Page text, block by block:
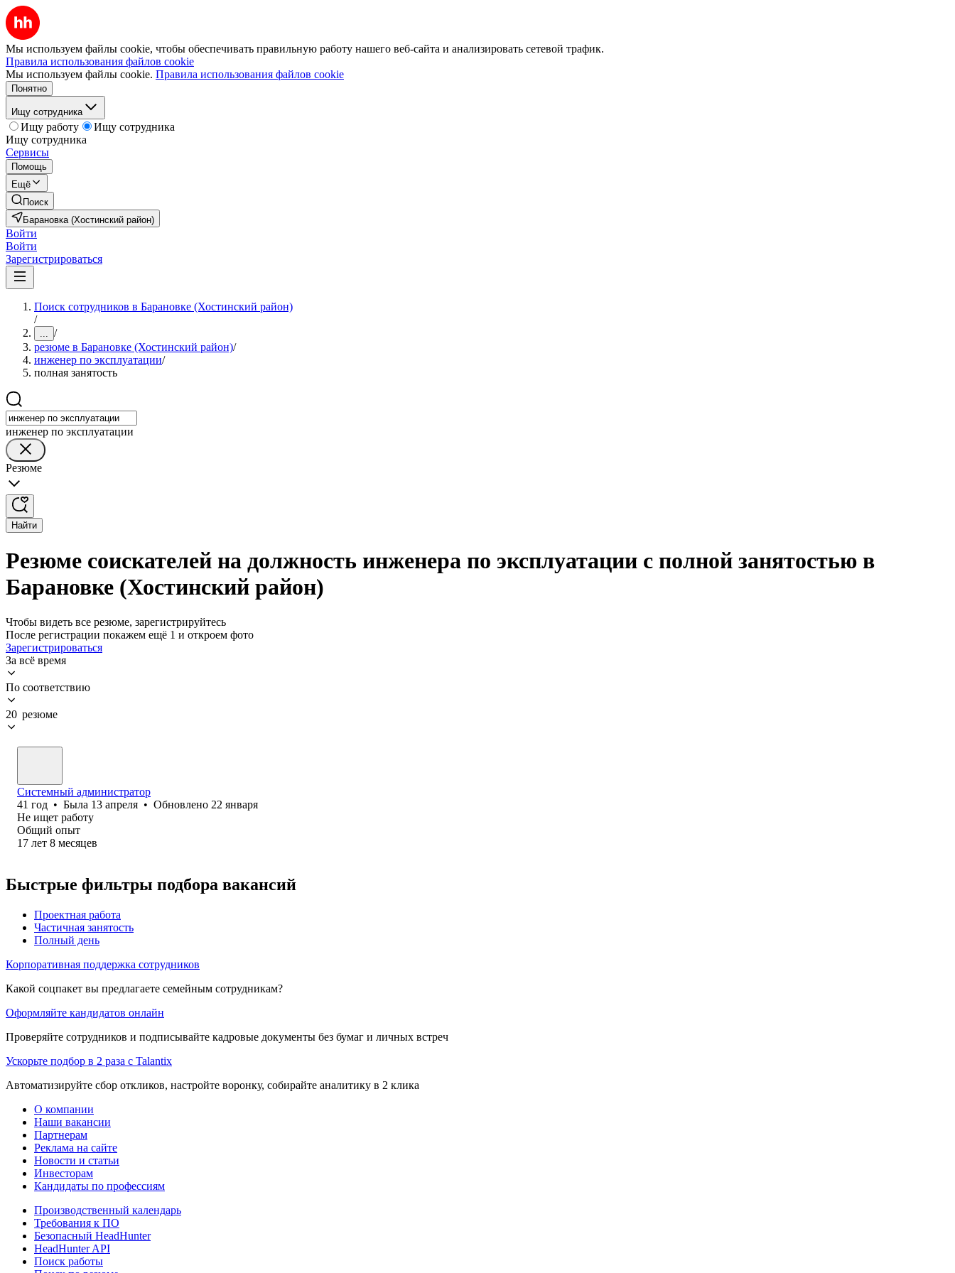
Мы используем файлы cookie, чтобы обеспечивать правильную работу нашего веб-сайта и анализировать сетевой трафик.
Правила использования файлов cookie
Мы используем файлы cookie. Правила использования файлов cookie
Понятно
Ищу сотрудника
Ищу работу
Ищу сотрудника
Ищу сотрудника
Сервисы
Помощь
Ещё
Поиск
Барановка (Хостинский район)
Войти
Войти
Зарегистрироваться
Поиск сотрудников в Барановке (Хостинский район)
/
... /
резюме в Барановке (Хостинский район)/
инженер по эксплуатации/
полная занятость
инженер по эксплуатации
Резюме
Найти
Резюме соискателей на должность инженера по эксплуатации с полной занятостью в
Барановке (Хостинский район)
Чтобы видеть все резюме, зарегистрируйтесь
После регистрации покажем ещё 1 и откроем фото
Зарегистрироваться
За всё время
По соответствию
20 резюме
Системный администратор
41 год • Была 13 апреля • Обновлено 22 января
Не ищет работу
Общий опыт
17 лет 8 месяцев
Быстрые фильтры подбора вакансий
Проектная работа
Частичная занятость
Полный день
Корпоративная поддержка сотрудников
Какой соцпакет вы предлагаете семейным сотрудникам?
Оформляйте кандидатов онлайн
Проверяйте сотрудников и подписывайте кадровые документы без бумаг и личных встреч
Ускорьте подбор в 2 раза с Talantix
Автоматизируйте сбор откликов, настройте воронку, собирайте аналитику в 2 клика
О компании
Наши вакансии
Партнерам
Реклама на сайте
Новости и статьи
Инвесторам
Кандидаты по профессиям
Производственный календарь
Требования к ПО
Безопасный HeadHunter
HeadHunter API
Поиск работы